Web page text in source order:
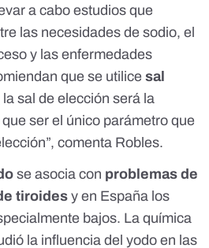
a cabo estudios que
las necesidades de sodio, el
y las enfermedades
que se utilice sal
la sal de elección será la
ser el único parámetro que
comenta Robles.
se asocia con problemas de
tiroides y en España los
bajos. La química
la influencia del yodo en las